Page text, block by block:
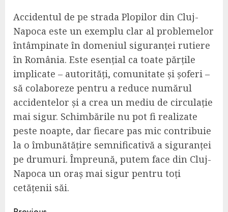
Accidentul de pe strada Plopilor din Cluj-
Napoca este un exemplu clar al problemelor
întâmpinate în domeniul siguranței rutiere
în România. Este esențial ca toate părțile
implicate – autorități, comunitate și șoferi –
să colaboreze pentru a reduce numărul
accidentelor și a crea un mediu de circulație
mai sigur. Schimbările nu pot fi realizate
peste noapte, dar fiecare pas mic contribuie
la o îmbunătățire semnificativă a siguranței
pe drumuri. Împreună, putem face din Cluj-
Napoca un oraș mai sigur pentru toți
cetățenii săi.